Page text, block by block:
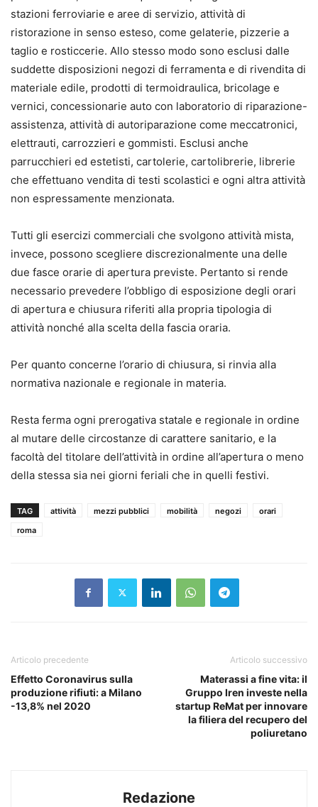
stazioni ferroviarie e aree di servizio, attività di
ristorazione in senso esteso, come gelaterie, pizzerie a
taglio e rosticcerie. Allo stesso modo sono esclusi dalle
suddette disposizioni negozi di ferramenta e di rivendita di
materiale edile, prodotti di termoidraulica, bricolage e
vernici, concessionarie auto con laboratorio di riparazione-
assistenza, attività di autoriparazione come meccatronici,
elettrauti, carrozzieri e gommisti. Esclusi anche
parrucchieri ed estetisti, cartolerie, cartolibrerie, librerie
che effettuano vendita di testi scolastici e ogni altra attività
non espressamente menzionata.
Tutti gli esercizi commerciali che svolgono attività mista,
invece, possono scegliere discrezionalmente una delle
due fasce orarie di apertura previste. Pertanto si rende
necessario prevedere l’obbligo di esposizione degli orari
di apertura e chiusura riferiti alla propria tipologia di
attività nonché alla scelta della fascia oraria.
Per quanto concerne l’orario di chiusura, si rinvia alla
normativa nazionale e regionale in materia.
Resta ferma ogni prerogativa statale e regionale in ordine
al mutare delle circostanze di carattere sanitario, e la
facoltà del titolare dell’attività in ordine all’apertura o meno
della stessa sia nei giorni feriali che in quelli festivi.
TAG attività mezzi pubblici mobilità negozi
orari
roma
Articolo precedente
Effetto Coronavirus sulla
produzione rifiuti: a Milano
-13,8% nel 2020
Articolo successivo
Materassi a fine vita: il
Gruppo Iren investe nella
startup ReMat per innovare
la filiera del recupero del
poliuretano
Redazione